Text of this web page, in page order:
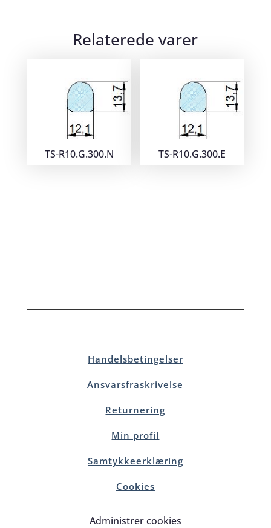
Relaterede varer
TS-R10.G.300.N TS-R10.G.300.E
Handelsbetingelser
Ansvarsfraskrivelse
Returnering
Min profil
Samtykkeerklæring
Cookies
Administrer cookies